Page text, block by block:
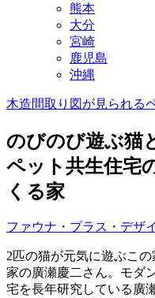
熊本
大分
宮崎
鹿児島
沖縄
木造間取り図が見られる
のびのび遊ぶ猫
ペット共生住宅
くる家
ファウナ・プラス・デ
2匹の猫が元気に遊ぶこ
家の廣瀬慶二さん。モダ
宅を長年研究している廣